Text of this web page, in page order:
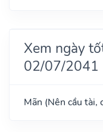
Xem ngày
02/07/2041
Mãn (Nên cầu tài,